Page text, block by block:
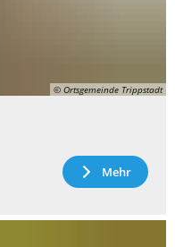
© Ortsgemeinde Trippstadt
Mehr